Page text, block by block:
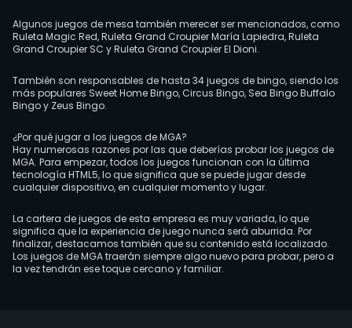
Algunos juegos de mesa también merecer ser mencionados, como
Ruleta Magic Red, Ruleta Grand Croupier María Lapiedra, Ruleta
Grand Croupier SC y Ruleta Grand Croupier El Dioni.
También son responsables de hasta 34 juegos de bingo, siendo los
más populares Sweet Home Bingo, Circus Bingo, Sea Bingo Buffalo
Bingo y Zeus Bingo.
¿Por qué jugar a los juegos de MGA?
Haynumerosas razones por las que deberías probar los juegos de
MGA. Para empezar, todos los juegos funcionan con la última
tecnología HTML5, lo que significa que se puede jugar desde
cualquier dispositivo, en cualquier momento y lugar.
La cartera de juegos de esta empresa es muy variada, lo que
significa que la experiencia de juego nunca será aburrida. Por
finalizar, destacamos también quesu contenido está localizado.
Los juegos de MGAtraerán siempre algo nuevo para probar, pero a
la veztendrán ese toque cercano yfamiliar.